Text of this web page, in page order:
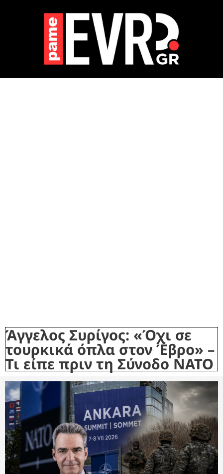
Άγγελος Συρίγος: «Όχι σε
τουρκικά όπλα στον Έβρο» –
Τι είπε πριν τη Σύνοδο ΝΑΤΟ